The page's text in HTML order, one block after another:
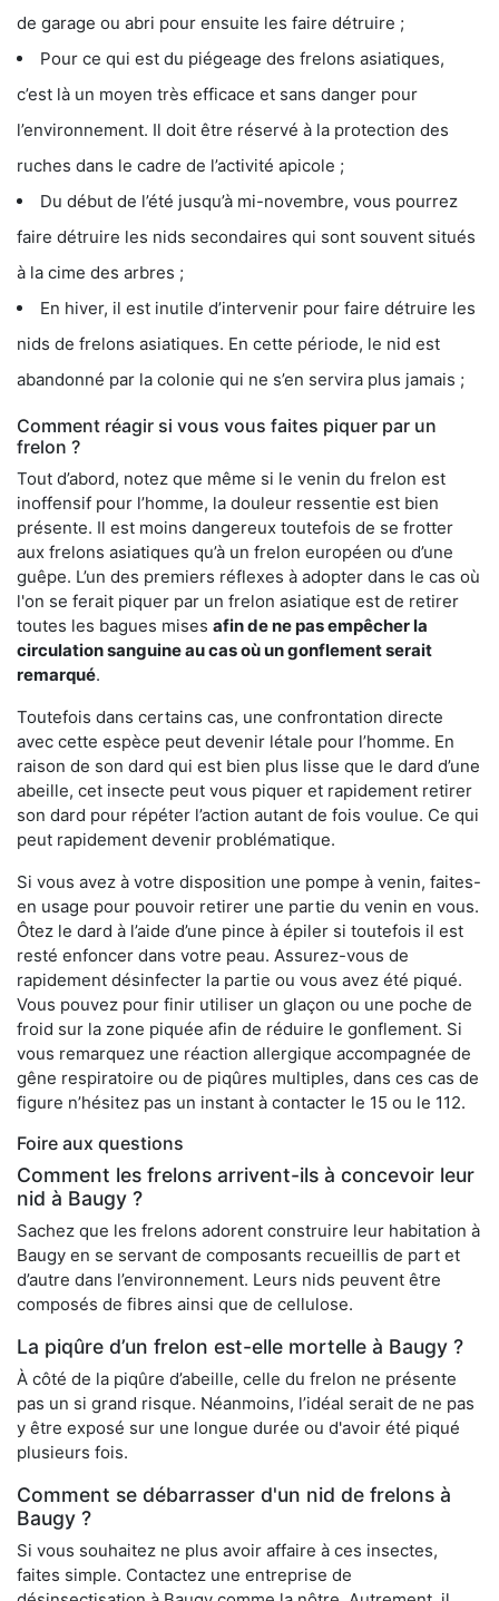
de garage ou abri pour ensuite les faire détruire ;
Pour ce qui est du piégeage des frelons asiatiques,
c’est là un moyen très efficace et sans danger pour
l’environnement. Il doit être réservé à la protection des
ruches dans le cadre de l’activité apicole ;
Du début de l’été jusqu’à mi-novembre, vous pourrez
faire détruire les nids secondaires qui sont souvent situés
à la cime des arbres ;
En hiver, il est inutile d’intervenir pour faire détruire les
nids de frelons asiatiques. En cette période, le nid est
abandonné par la colonie qui ne s’en servira plus jamais ;
Comment réagir si vous vous faites piquer par un
frelon ?
Tout d’abord, notez que même si le venin du frelon est
inoffensif pour l’homme, la douleur ressentie est bien
présente. Il est moins dangereux toutefois de se frotter
aux frelons asiatiques qu’à un frelon européen ou d’une
guêpe. L’un des premiers réflexes à adopter dans le cas où
l'on se ferait piquer par un frelon asiatique est de retirer
toutes les bagues mises afin de ne pas empêcher la
circulation sanguine au cas où un gonflement serait
remarqué.
Toutefois dans certains cas, une confrontation directe
avec cette espèce peut devenir létale pour l’homme. En
raison de son dard qui est bien plus lisse que le dard d’une
abeille, cet insecte peut vous piquer et rapidement retirer
son dard pour répéter l’action autant de fois voulue. Ce qui
peut rapidement devenir problématique.
Si vous avez à votre disposition une pompe à venin, faites-
en usage pour pouvoir retirer une partie du venin en vous.
Ôtez le dard à l’aide d’une pince à épiler si toutefois il est
resté enfoncer dans votre peau. Assurez-vous de
rapidement désinfecter la partie ou vous avez été piqué.
Vous pouvez pour finir utiliser un glaçon ou une poche de
froid sur la zone piquée afin de réduire le gonflement. Si
vous remarquez une réaction allergique accompagnée de
gêne respiratoire ou de piqûres multiples, dans ces cas de
figure n’hésitez pas un instant à contacter le 15 ou le 112.
Foire aux questions
Comment les frelons arrivent-ils à concevoir leur
nid à Baugy ?
Sachez que les frelons adorent construire leur habitation à
Baugy en se servant de composants recueillis de part et
d’autre dans l’environnement. Leurs nids peuvent être
composés de fibres ainsi que de cellulose.
La piqûre d’un frelon est-elle mortelle à Baugy ?
À côté de la piqûre d’abeille, celle du frelon ne présente
pas un si grand risque. Néanmoins, l’idéal serait de ne pas
y être exposé sur une longue durée ou d'avoir été piqué
plusieurs fois.
Comment se débarrasser d'un nid de frelons à
Baugy ?
Si vous souhaitez ne plus avoir affaire à ces insectes,
faites simple. Contactez une entreprise de